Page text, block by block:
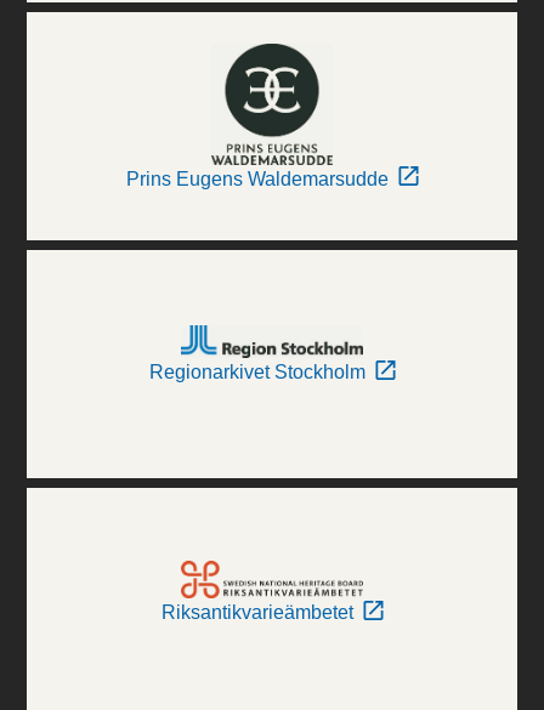
Prins Eugens Waldemarsudde
Regionarkivet Stockholm
Riksantikvarieämbetet